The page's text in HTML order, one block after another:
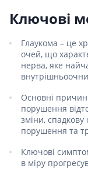
Ключові
Глаукома – це
очей, що
нерва, яке
Основні
порушення
зміни, спадкову
порушення та
Ключові
в міру